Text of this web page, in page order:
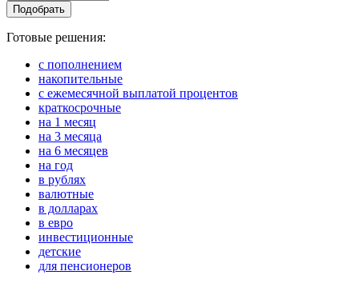
Подобрать
Готовые решения:
с пополнением
накопительные
с ежемесячной выплатой процентов
краткосрочные
на 1 месяц
на 3 месяца
на 6 месяцев
на год
в рублях
валютные
в долларах
в евро
инвестиционные
детские
для пенсионеров